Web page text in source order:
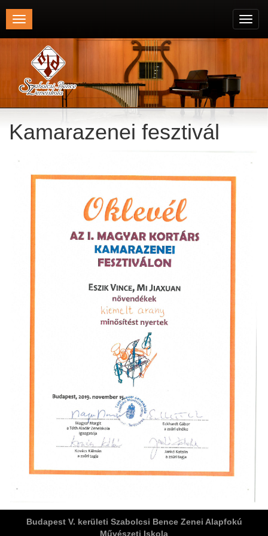
Toggle
navigation
Területi Válogatója
Kamarazenei fesztivál
Budapest V. kerületi Szabolcsi Bence Zenei Alapfokú
Művészeti Iskola